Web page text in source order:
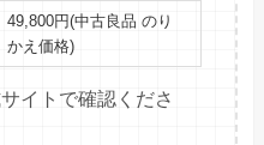
49,800円(中古良品 のり
かえ価格)
イトで確認くださ